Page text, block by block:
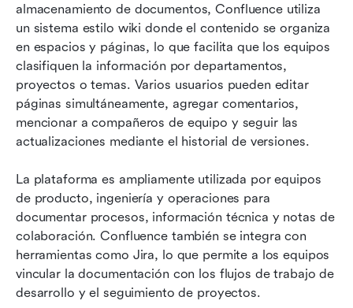
almacenamiento de documentos, Confluence utiliza
un sistema estilo wiki donde el contenido se organiza
en espacios y páginas, lo que facilita que los equipos
clasifiquen la información por departamentos,
proyectos o temas. Varios usuarios pueden editar
páginas simultáneamente, agregar comentarios,
mencionar a compañeros de equipo y seguir las
actualizaciones mediante el historial de versiones.
La plataforma es ampliamente utilizada por equipos
de producto, ingeniería y operaciones para
documentar procesos, información técnica y notas de
colaboración. Confluence también se integra con
herramientas como Jira, lo que permite a los equipos
vincular la documentación con los flujos de trabajo de
desarrollo y el seguimiento de proyectos.